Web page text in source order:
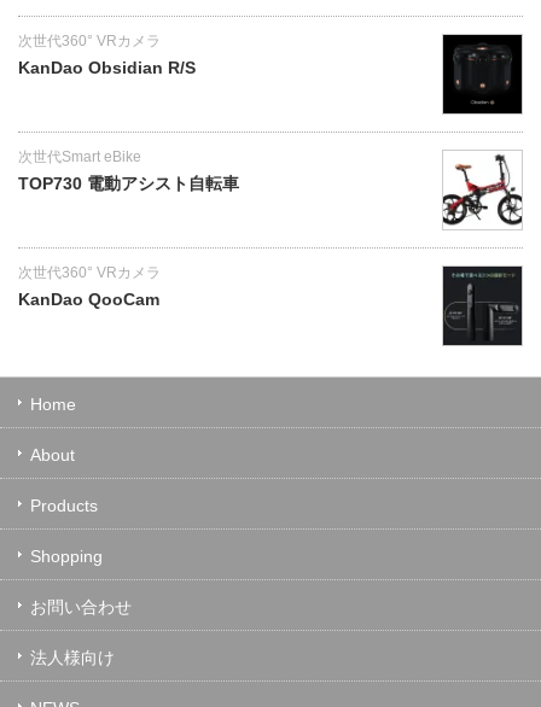
次世代360° VRカメラ
KanDao Obsidian R/S
次世代Smart eBike
TOP730 電動アシスト自転車
次世代360° VRカメラ
KanDao QooCam
Home
About
Products
Shopping
お問い合わせ
法人様向け